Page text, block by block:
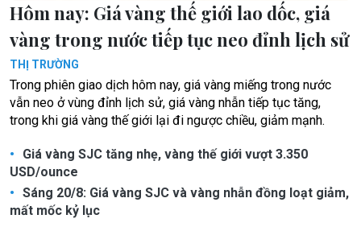
Hôm nay: Giá vàng thế giới lao dốc, giá
vàng trong nước tiếp tục neo đỉnh lịch sử
THỊ TRƯỜNG
Trong phiên giao dịch hôm nay, giá vàng miếng trong nước
vẫn neo ở vùng đỉnh lịch sử, giá vàng nhẫn tiếp tục tăng,
trong khi giá vàng thế giới lại đi ngược chiều, giảm mạnh.
Giá vàng SJC tăng nhẹ, vàng thế giới vượt 3.350
USD/ounce
Sáng 20/8: Giá vàng SJC và vàng nhẫn đồng loạt giảm,
mất mốc kỷ lục